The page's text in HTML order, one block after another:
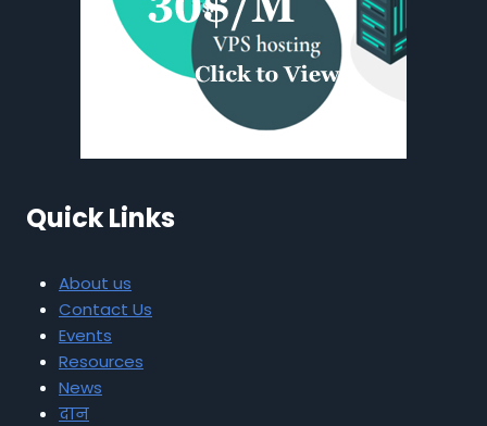
Quick Links
About us
Contact Us
Events
Resources
News
दान